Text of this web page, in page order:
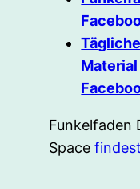
Funkelfaden
Space